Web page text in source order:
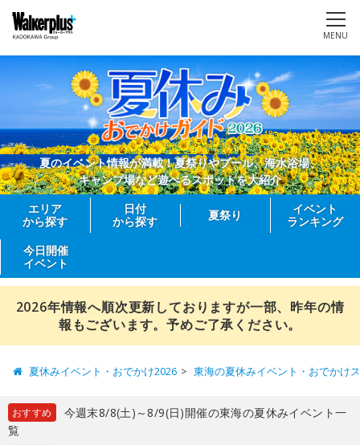
MENU
夏のイベント情報が満載！夏祭りやプール、海水浴場、
キャンプ場など遊べるスポットを大紹介
エリア
から探す
日付
から探す
夏祭り
イベント
ランキング
今日開催
イベント
2026年情報へ順次更新しておりますが一部、昨年の情
報もございます。予めご了承ください。
夏休みイベント・おでかけ2026 東海の夏休みイベント・おでかけ
おすすめ
今週末8/8(土)～8/9(日)開催の東海の夏休みイベント一
覧